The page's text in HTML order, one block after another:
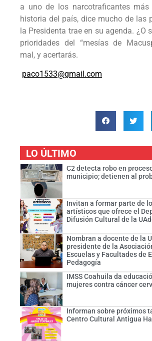
a uno de los narcotraficantes más
historia del país, dice mucho de las
la Presidenta trae en su agenda. ¿O
prioridades del “mesías de
mal, y acertarás.
paco1533@gmail.com
LO ÚLTIMO
C2 detecta robo en
municipio; detienen al
Invitan a formar parte de
artísticos que ofrece el
Difusión Cultural de la
Nombran a docente de la
presidente de la
Escuelas y Facultades de
Pedagogía
IMSS Coahuila da
mujeres contra cáncer
Informan sobre próximos
Centro Cultural Antigua